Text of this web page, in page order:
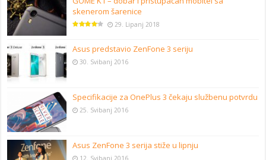
skenerom šarenice
29. Lipanj 2018
Asus predstavio ZenFone 3 seriju
30. Svibanj 2016
Specifikacije za OnePlus 3 čekaju službenu potvrdu
25. Svibanj 2016
Asus ZenFone 3 serija stiže u lipnju
12. Svibanj 2016